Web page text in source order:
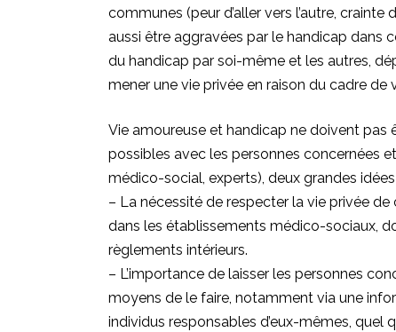
communes (peur d’aller vers l’autre,
aussi être aggravées par le handicap dans
du handicap par soi-même et les autres,
mener une vie privée en raison du cadre de
Vie amoureuse et handicap ne doivent pas
possibles avec les personnes concernées
médico-social, experts), deux grandes
– La nécessité de respecter la vie privée
dans les établissements médico-sociaux,
règlements intérieurs.
– L’importance de laisser les personnes
moyens de le faire, notamment via une
individus responsables d’eux-mêmes, quel